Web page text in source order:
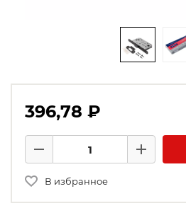
396,78 ₽
Минус
Плюс
В избранное